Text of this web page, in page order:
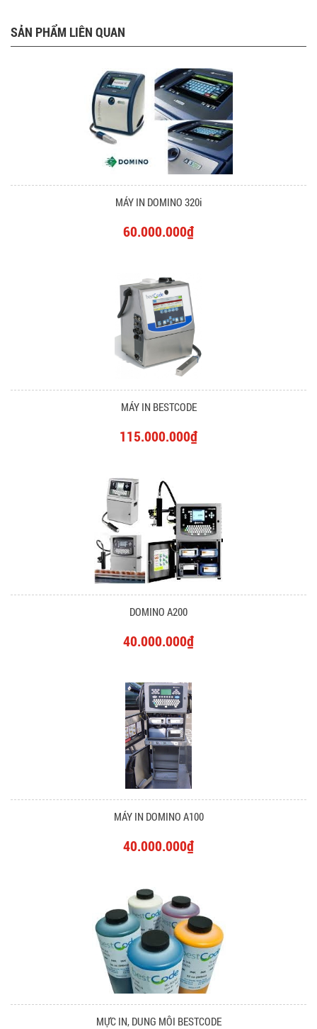
SẢN PHẨM LIÊN QUAN
MÁY IN DOMINO 320i
60.000.000₫
MÁY IN BESTCODE
115.000.000₫
DOMINO A200
40.000.000₫
MÁY IN DOMINO A100
40.000.000₫
MỰC IN, DUNG MÔI BESTCODE